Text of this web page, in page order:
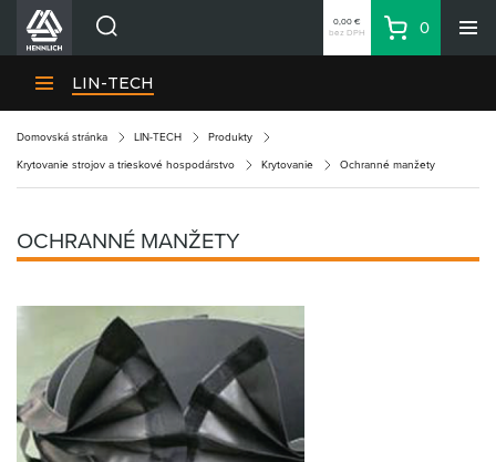
Divízie HENNLICH
Kariéra
Kontakty
Prihlásenie
Nákupný zoznam
Partner Zone
0,00 €
bez DPH
Košík
0
LIN-TECH
Domovská stránka LIN-TECH Produkty
Krytovanie strojov a trieskové hospodárstvo Krytovanie Ochranné manžety
OCHRANNÉ MANŽETY